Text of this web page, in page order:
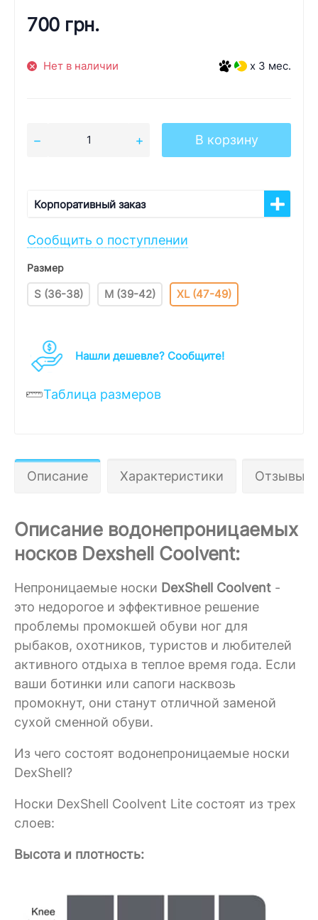
700 грн.
Нет в наличии x 3 мес.
В корзину
Корпоративный заказ
Сообщить о поступлении
Размер
S (36-38) M (39-42) XL (47-49)
Нашли дешевле? Cообщите!
Таблица размеров
Описание Характеристики Отзывы 0
Описание водонепроницаемых
носков Dexshell Coolvent:
Непроницаемые носки DexShell Coolvent -
это недорогое и эффективное решение
проблемы промокшей обуви ног для
рыбаков, охотников, туристов и любителей
активного отдыха в теплое время года. Если
ваши ботинки или сапоги насквозь
промокнут, они станут отличной заменой
сухой сменной обуви.
Из чего состоят водонепроницаемые носки
DexShell?
Носки DexShell Coolvent Lite состоят из трех
слоев:
Высота и плотность: